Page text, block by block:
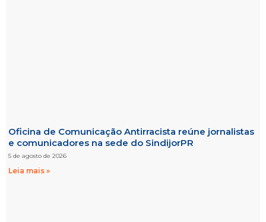
Oficina de Comunicação Antirracista reúne jornalistas
e comunicadores na sede do SindijorPR
5 de agosto de 2026
Leia mais »